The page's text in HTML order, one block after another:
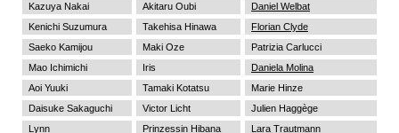
Kazuya Nakai
Akitaru Oubi
Daniel Welbat
Kenichi Suzumura
Takehisa Hinawa
Florian Clyde
Saeko Kamijou
Maki Oze
Patrizia Carlucci
Mao Ichimichi
Iris
Daniela Molina
Aoi Yuuki
Tamaki Kotatsu
Marie Hinze
Daisuke Sakaguchi
Victor Licht
Julien Haggège
Lynn
Prinzessin Hibana
Lara Trautmann